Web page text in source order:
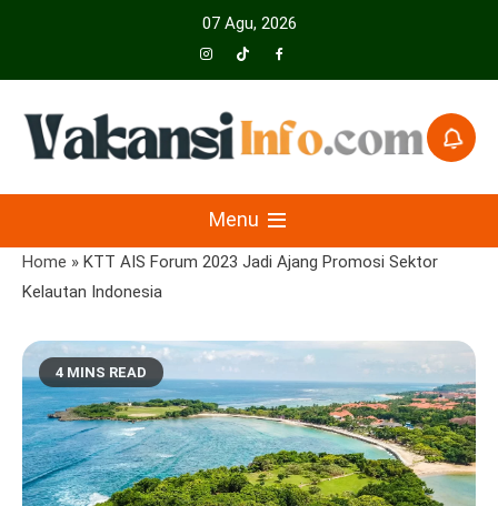
07 Agu, 2026
VakansiinfoMenu
Home » KTT AIS Forum 2023 Jadi Ajang Promosi Sektor
Kelautan Indonesia
4 MINS READ